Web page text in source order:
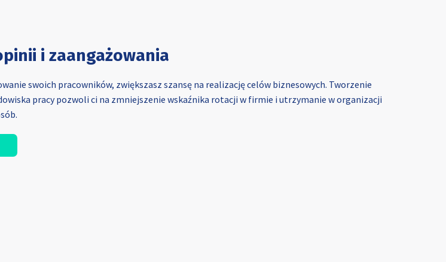
i zaangażowania
swoich pracowników, zwiększasz szansę na realizację celów biznesowych. Tworzenie
pracy pozwoli ci na zmniejszenie wskaźnika rotacji w firmie i utrzymanie w organizacji